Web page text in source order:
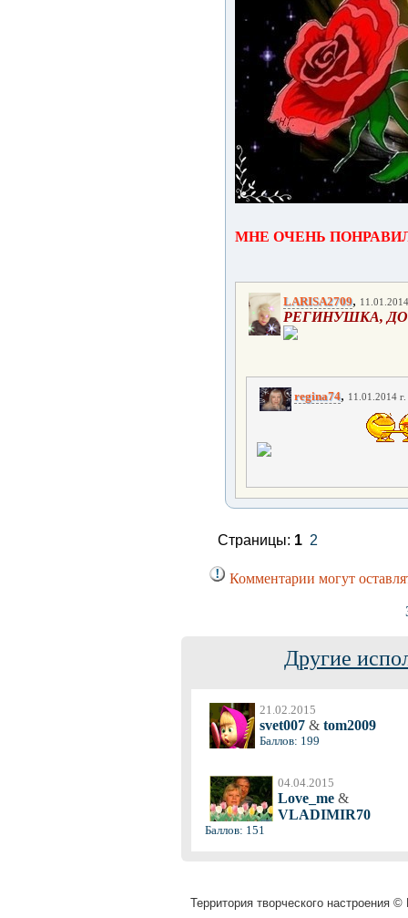
МНЕ ОЧЕНЬ
LARISA2709,
РЕГИНУШКА,
regina74, 11.01.2014
Страницы: 1 2
Комментарии могут
Другие
21.02.2015
svet007 & tom2009
Баллов: 199
04.04.2015
Love_me &
VLADIMIR70
Баллов: 151
Территория творческого настроения